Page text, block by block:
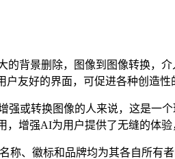
背景删除，图像到图像转换，介
友好的界面，可促进各种创造性
或转换图像的人来说，这是一
增强AI为用户提供了无缝的体验
称、徽标和品牌均为其各自所有者